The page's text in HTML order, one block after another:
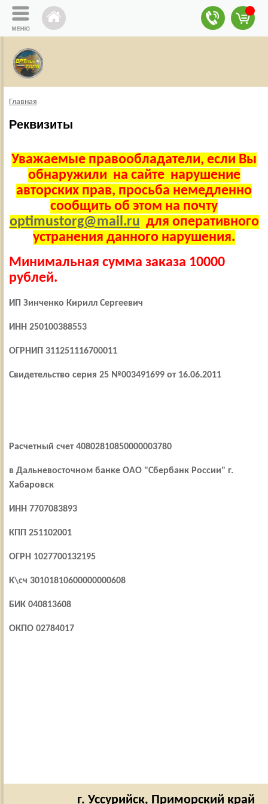
Главная
Реквизиты
Уважаемые правообладатели, если Вы
обнаружили на сайте нарушение
авторских прав, просьба немедленно
сообщить об этом на почту
optimustorg@mail.ru для оперативного
устранения данного нарушения.
Минимальная сумма заказа 10000
рублей.
ИП Зинченко Кирилл Сергеевич
ИНН 250100388553
ОГРНИП 311251116700011
Свидетельство серия 25 №003491699 от 16.06.2011
Расчетный счет 40802810850000003780
в Дальневосточном банке ОАО "Сбербанк России" г.
Хабаровск
ИНН 7707083893
КПП 251102001
ОГРН 1027700132195
К\сч 30101810600000000608
БИК 040813608
ОКПО 02784017
г. Уссурийск, Приморский край